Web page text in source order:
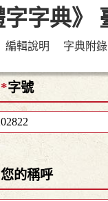
編輯說明 字典附錄
*字號
您的稱呼